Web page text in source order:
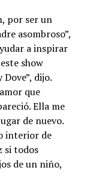
por ser un
asombroso”,
a inspirar
show
dijo.
que
Ella me
de nuevo.
interior de
si todos
de un niño,